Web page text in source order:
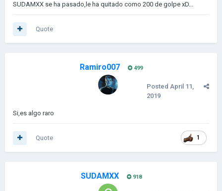
SUDAMXX se ha pasado,le ha quitado como 200 de golpe xD...
Quote
Ramiro007 499
Posted April 11,
2019
Si,es algo raro
1
Quote
SUDAMXX 918